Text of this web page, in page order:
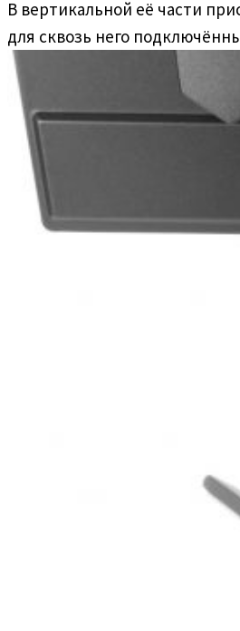
В вертикальной её части
для сквозь него